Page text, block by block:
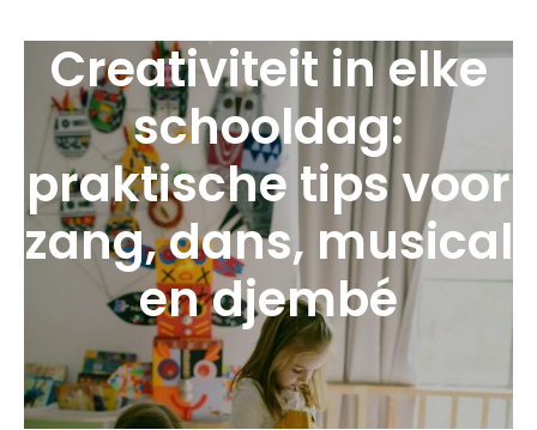
Creativiteit in elke
schooldag:
praktische tips voor
zang, dans, musical
en djembé